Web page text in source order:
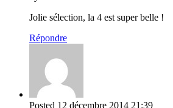
Jolie sélection, la 4 est super belle !
Répondre
Posted 12 décembre 2014 21:39